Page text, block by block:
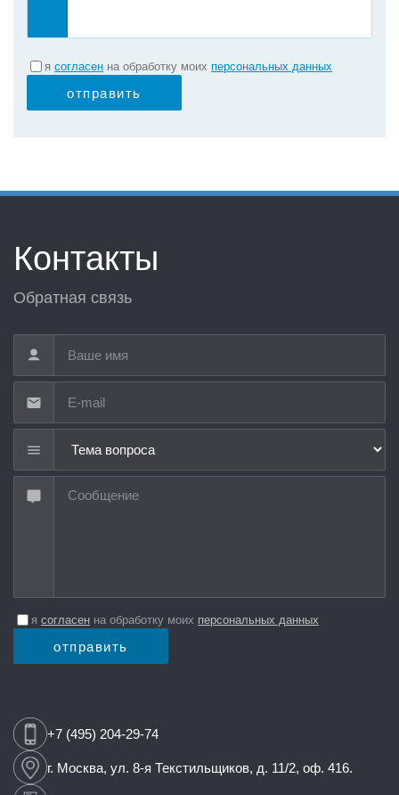
я согласен на обработку моих персональных данных
отправить
Контакты
Обратная связь
Тема вопроса
я согласен на обработку моих персональных данных
отправить
+7 (495) 204-29-74
г. Москва, ул. 8-я Текстильщиков, д. 11/2, оф. 416.